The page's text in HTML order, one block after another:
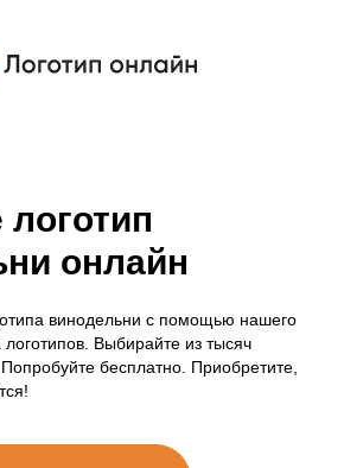
онлайн
винодельни с помощью нашего
логотипов. Выбирайте из тысяч
бесплатно. Приобретите,